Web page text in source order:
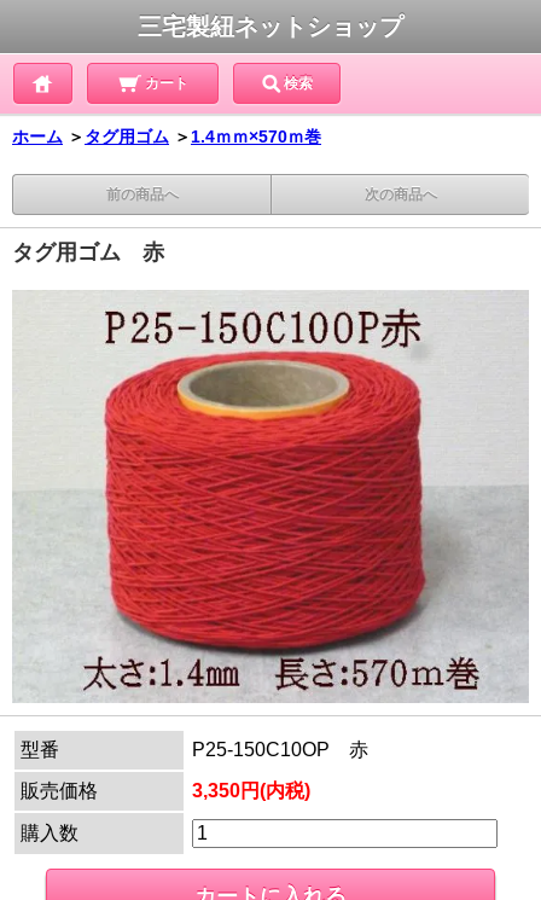
三宅製紐ネットショップ
カート 検索
ホーム ＞ タグ用ゴム ＞ 1.4ｍｍ×570ｍ巻
前の商品へ 次の商品へ
タグ用ゴム 赤
型番
P25-150C10OP 赤
販売価格
3,350円(内税)
購入数